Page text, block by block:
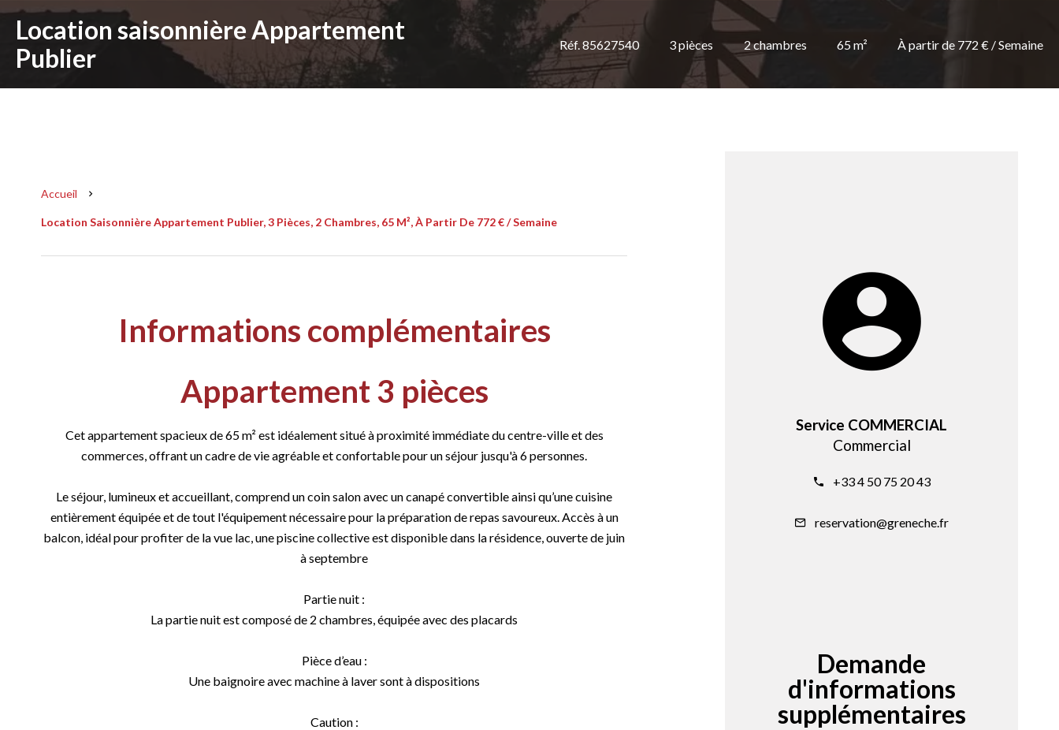
Location saisonnière Appartement
Publier
Réf. 85627540 3 pièces 2 chambres 65 m² À partir de 772 € / Semaine
Accueil
Location Saisonnière Appartement Publier, 3 Pièces, 2 Chambres, 65 M², À Partir De 772 € / Semaine
Informations complémentaires
Appartement 3 pièces
Cet appartement spacieux de 65 m² est idéalement situé à proximité immédiate du centre-ville et des
commerces, offrant un cadre de vie agréable et confortable pour un séjour jusqu'à 6 personnes.
Le séjour, lumineux et accueillant, comprend un coin salon avec un canapé convertible ainsi qu’une cuisine
entièrement équipée et de tout l'équipement nécessaire pour la préparation de repas savoureux. Accès à un
balcon, idéal pour profiter de la vue lac, une piscine collective est disponible dans la résidence, ouverte de juin
à septembre
Partie nuit :
La partie nuit est composé de 2 chambres, équipée avec des placards
Pièce d’eau :
Une baignoire avec machine à laver sont à dispositions
Caution :
Service COMMERCIAL
Commercial
+33 4 50 75 20 43
reservation@greneche.fr
Demande
d'informations
supplémentaires